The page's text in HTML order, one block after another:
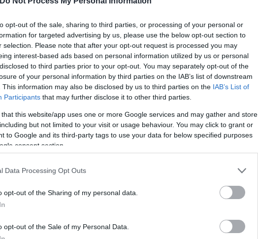
opt-out of the sale, sharing to third parties, or processing of your personal or
for targeted advertising by us, please use the below opt-out section to
selection. Please note that after your opt-out request is processed you may
interest-based ads based on personal information utilized by us or personal
to third parties prior to your opt-out. You may separately opt-out of the
of your personal information by third parties on the IAB’s list of downstream
This information may also be disclosed by us to third parties on the IAB’s List of
Participants that may further disclose it to other third parties.
that this website/app uses one or more Google services and may gather and store
but not limited to your visit or usage behaviour. You may click to grant or
to Google and its third-party tags to use your data for below specified purposes
consent section.
Data Processing Opt Outs
opt-out of the Sharing of my personal data.
opt-out of the Sale of my Personal Data.
Μαρακαΐμπο, μιας σημαντικής περιοχής για τη
η Βενεζουέλα διαθέτει ένα από τα μεγαλύτερα